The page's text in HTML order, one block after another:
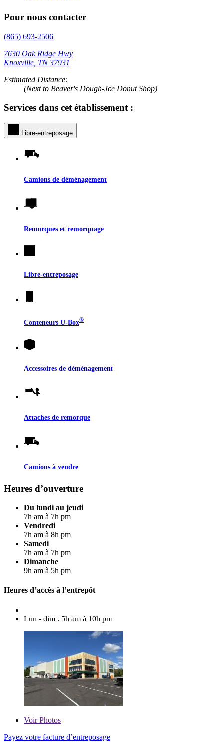
Pour nous contacter
(865) 693-2506
7630 Oak Ridge Hwy
Knoxville, TN 37931
Estimated Distance:
(Next to Beaver's Dough-Joe Donut Shop)
Services dans cet établissement :
Libre-entreposage
Camions de déménagement
Remorques et remorquage
Libre-entreposage
Conteneurs U-Box®
Accessoires de déménagement
Attaches de remorque
Camions à vendre
Heures d’ouverture
Du lundi au jeudi
7h am à 7h pm
Vendredi
7h am à 8h pm
Samedi
7h am à 7h pm
Dimanche
9h am à 5h pm
Heures d’accès à l’entrepôt
Lun - dim : 5h am à 10h pm
VoirPhotos
Payez votre facture d’entreposage